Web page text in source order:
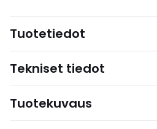
Tuotetiedot
Tekniset tiedot
Tuotekuvaus